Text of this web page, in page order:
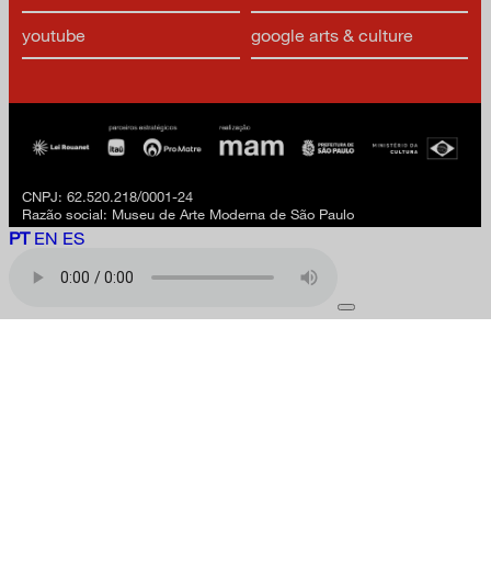
youtube google arts & culture
CNPJ: 62.520.218/0001-24
Razão social: Museu de Arte Moderna de São Paulo
PT EN ES